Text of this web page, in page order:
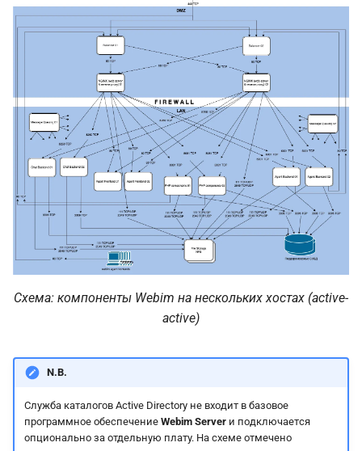
Схема: компоненты Webim на нескольких хостах (active-
active)
N.B.
Служба каталогов Active Directory не входит в базовое
программное обеспечение Webim Serverи подключается
опционально за отдельную плату. На схеме отмечено